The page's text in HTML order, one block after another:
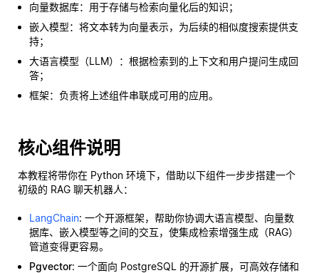
向量数据库：用于存储与检索向量化后的知识；
嵌入模型：将文本转为向量表示，为后续的相似度搜索提供支
持；
大语言模型（LLM）：根据检索到的上下文和用户提问生成回
答；
框架：负责将上述组件串联成可用的应用。
核心组件说明
本教程将带你在 Python 环境下，借助以下组件一步步搭建一个
初级的 RAG 聊天机器人：
LangChain: 一个开源框架，帮助你协调大语言模型、向量数
据库、嵌入模型等之间的交互，使集成检索增强生成（RAG）
管道变得更容易。
Pgvector: 一个面向 PostgreSQL 的开源扩展，可高效存储和